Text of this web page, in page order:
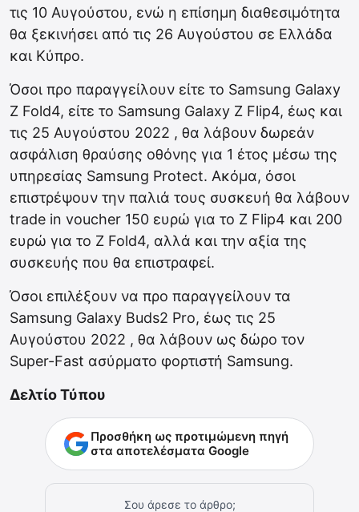
τις 10 Αυγούστου, ενώ η επίσημη διαθεσιμότητα
θα ξεκινήσει από τις 26 Αυγούστου σε Ελλάδα
και Κύπρο.
Όσοι προ παραγγείλουν είτε το Samsung Galaxy
Z Fold4, είτε το Samsung Galaxy Z Flip4, έως και
τις 25 Αυγούστου 2022 , θα λάβουν δωρεάν
ασφάλιση θραύσης οθόνης για 1 έτος μέσω της
υπηρεσίας Samsung Protect. Ακόμα, όσοι
επιστρέψουν την παλιά τους συσκευή θα λάβουν
trade in voucher 150 ευρώ για το Z Flip4 και 200
ευρώ για το Z Fold4, αλλά και την αξία της
συσκευής που θα επιστραφεί.
Όσοι επιλέξουν να προ παραγγείλουν τα
Samsung Galaxy Buds2 Pro, έως τις 25
Αυγούστου 2022 , θα λάβουν ως δώρο τον
Super-Fast ασύρματο φορτιστή Samsung.
Δελτίο Τύπου
Προσθήκη ως προτιμώμενη πηγή
στα αποτελέσματα Google
Σου άρεσε το άρθρο;